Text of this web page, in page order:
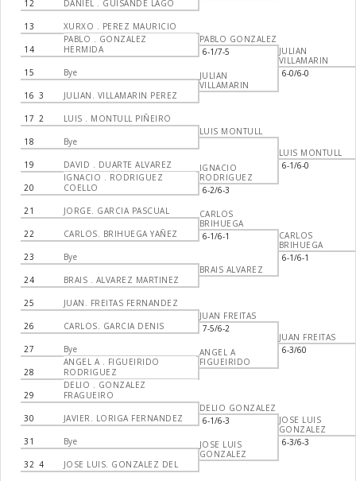
12 DANIEL . GUISANDE LAGO
13 XURXO . PEREZ MAURICIO
14
PABLO . GONZALEZ
HERMIDA
15 Bye
16 3 JULIAN. VILLAMARIN PEREZ
17 2 LUIS . MONTULL PIÑEIRO
18 Bye
19 DAVID . DUARTE ALVAREZ
20
IGNACIO . RODRIGUEZ
COELLO
21 JORGE. GARCIA PASCUAL
22 CARLOS. BRIHUEGA YAÑEZ
23 Bye
24 BRAIS . ALVAREZ MARTINEZ
25 JUAN. FREITAS FERNANDEZ
26 CARLOS. GARCIA DENIS
27 Bye
28
ANGEL A . FIGUEIRIDO
RODRIGUEZ
29
DELIO . GONZALEZ
FRAGUEIRO
30 JAVIER. LORIGA FERNANDEZ
31 Bye
32 4 JOSE LUIS. GONZALEZ DEL
PABLO GONZALEZ
6-1/7-5
JULIAN
VILLAMARIN
LUIS MONTULL
IGNACIO
RODRIGUEZ
6-2/6-3
CARLOS
BRIHUEGA
6-1/6-1
BRAIS ALVAREZ
JUAN FREITAS
7-5/6-2
ANGEL A
FIGUEIRIDO
DELIO GONZALEZ
6-1/6-3
JOSE LUIS
GONZALEZ
JULIAN
VILLAMARIN
6-0/6-0
LUIS MONTULL
6-1/6-0
CARLOS
BRIHUEGA
6-1/6-1
JUAN FREITAS
6-3/60
JOSE LUIS
GONZALEZ
6-3/6-3